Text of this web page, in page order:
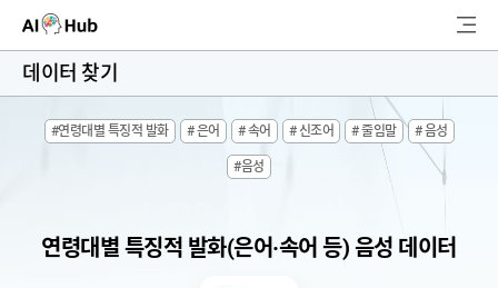
AI-Hub
검
색
데이터 찾기
#연령대별 특징적 발화 # 은어 # 속어 # 신조어 # 줄임말 # 음성
#음성
연령대별 특징적 발화(은어·속어 등) 음성 데이터